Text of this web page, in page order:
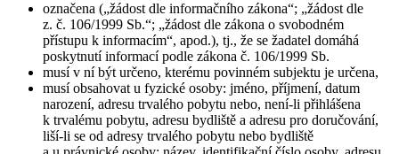
označena („žádost dle informačního zákona“; „žádost dle
z. č. 106/1999 Sb.“; „žádost dle zákona o svobodném
přístupu k informacím“, apod.), tj., že se žadatel domáhá
poskytnutí informací podle zákona č. 106/1999 Sb.
musí v ní být určeno, kterému povinném subjektu je určena,
musí obsahovat u fyzické osoby: jméno, příjmení, datum
narození, adresu trvalého pobytu nebo, není-li přihlášena
k trvalému pobytu, adresu bydliště a adresu pro doručování,
liší-li se od adresy trvalého pobytu nebo bydliště